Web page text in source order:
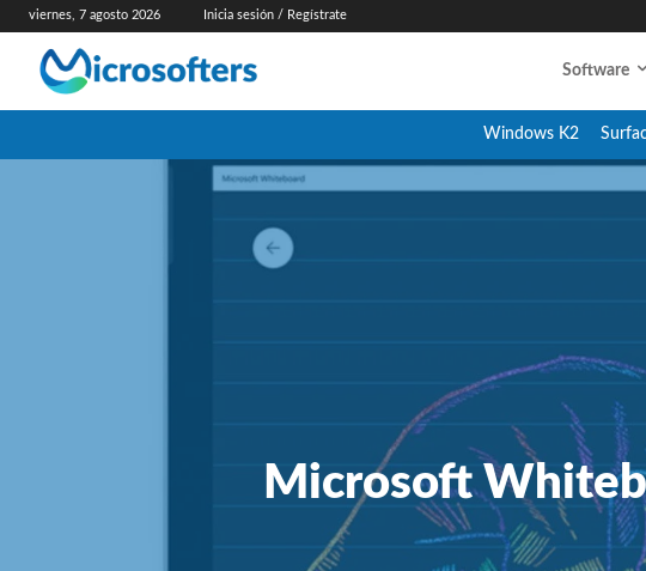
viernes, 7 agosto 2026 Inicia sesión / Regístrate
Software
Windows K2
Microsoft